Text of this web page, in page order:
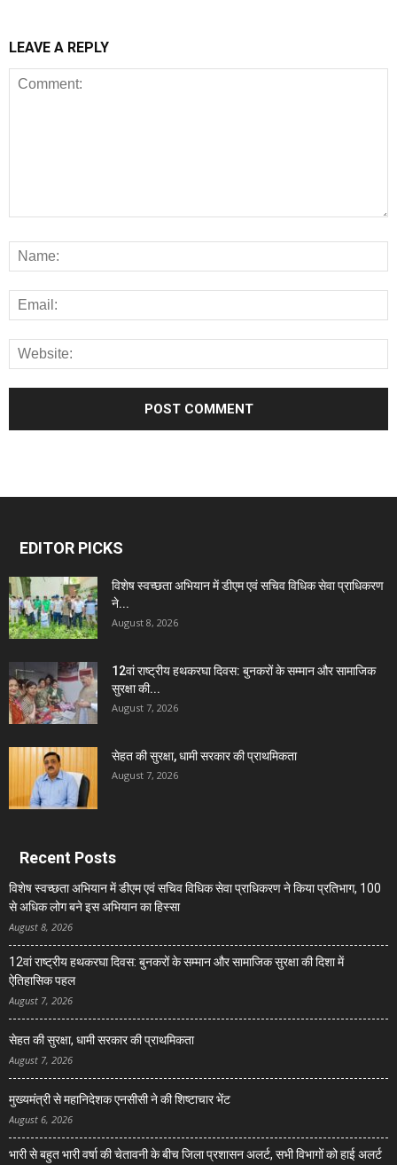
LEAVE A REPLY
EDITOR PICKS
विशेष स्वच्छता अभियान में डीएम एवं सचिव विधिक सेवा प्राधिकरण
ने...
August 8, 2026
12वां राष्ट्रीय हथकरघा दिवस: बुनकरों के सम्मान और सामाजिक
सुरक्षा की...
August 7, 2026
सेहत की सुरक्षा, धामी सरकार की प्राथमिकता
August 7, 2026
Recent Posts
विशेष स्वच्छता अभियान में डीएम एवं सचिव विधिक सेवा प्राधिकरण ने किया प्रतिभाग, 100
से अधिक लोग बने इस अभियान का हिस्सा
August 8, 2026
12वां राष्ट्रीय हथकरघा दिवस: बुनकरों के सम्मान और सामाजिक सुरक्षा की दिशा में
ऐतिहासिक पहल
August 7, 2026
सेहत की सुरक्षा, धामी सरकार की प्राथमिकता
August 7, 2026
मुख्यमंत्री से महानिदेशक एनसीसी ने की शिष्टाचार भेंट
August 6, 2026
भारी से बहुत भारी वर्षा की चेतावनी के बीच जिला प्रशासन अलर्ट, सभी विभागों को हाई अलर्ट